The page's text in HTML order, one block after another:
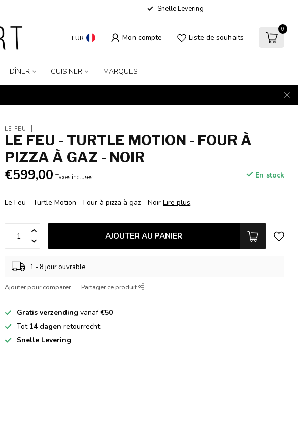
Snelle Levering
EUR Mon compte Liste de souhaits
0
DÎNER CUISINER MARQUES
LE FEU
LE FEU - TURTLE MOTION - FOUR À
PIZZA À GAZ - NOIR
€599,00 Taxes incluses En stock
Le Feu - Turtle Motion - Four à pizza à gaz - NoirLire plus.
AJOUTER AU PANIER
1 - 8 jour ouvrable
Ajouter pour comparer Partager ce produit
Gratis verzending vanaf€50
Tot 14 dagen retourrecht
Snelle Levering